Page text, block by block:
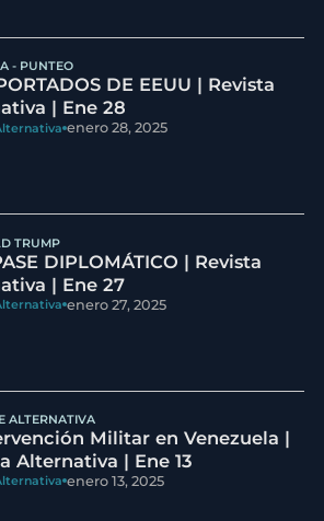
- PUNTEO
DE EEUU | Revista
| Ene 28
enero 28, 2025
TRUMP
DIPLOMÁTICO | Revista
| Ene 27
enero 27, 2025
ALTERNATIVA
Militar en Venezuela |
Alternativa | Ene 13
enero 13, 2025